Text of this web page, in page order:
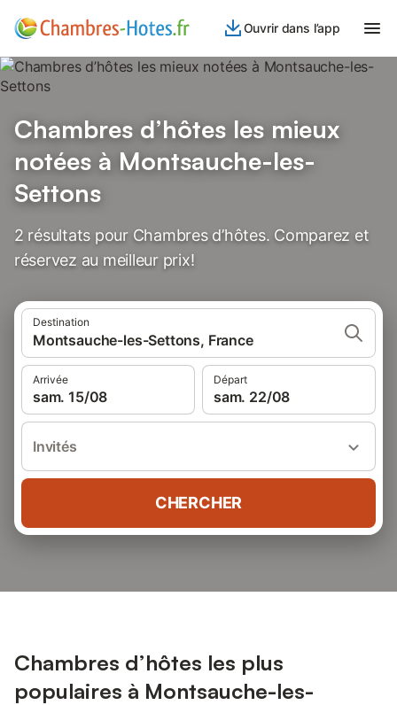
Ouvrir dans l’app
Chambres d’hôtes les mieux
notées à Montsauche-les-
Settons
2 résultats pour Chambres d’hôtes. Comparez et
réservez au meilleur prix!
Destination
Montsauche-les-Settons, France
Arrivée
sam. 15/08
Départ
sam. 22/08
Invités
CHERCHER
Chambres d’hôtes les plus
populaires à Montsauche-les-